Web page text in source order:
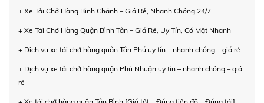
+ Xe Tải Chở Hàng Bình Chánh – Giá Rẻ, Nhanh Chóng 24/7
+ Xe Tải Chở Hàng Quận Bình Tân – Giá Rẻ, Uy Tín, Có Mặt Nhanh
+ Dịch vụ xe tải chở hàng quận Tân Phú uy tín – nhanh chóng – giá rẻ
+ Dịch vụ xe tải chở hàng quận Phú Nhuận uy tín – nhanh chóng – giá
rẻ